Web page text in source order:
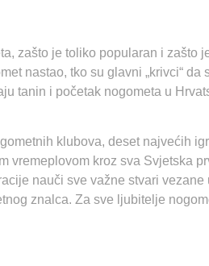
zašto je toliko popularan i zašto
nastao, tko su glavni „krivci“
tanin i početak nogometa u
klubova, deset najvećih
vremeplovom kroz sva Svjetska
nauči sve važne stvari
znalca. Za sve ljubitelje